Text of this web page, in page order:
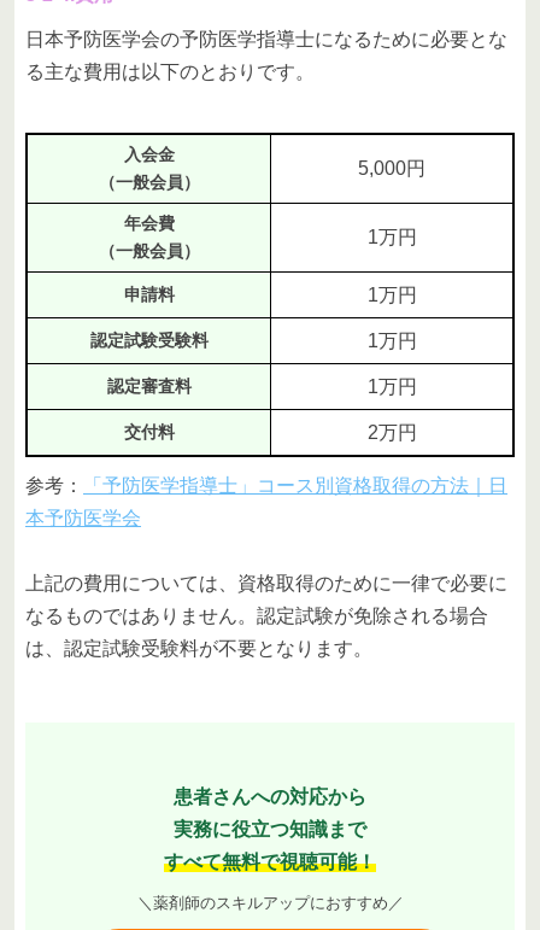
日本予防医学会の予防医学指導士になるために必要とな
る主な費用は以下のとおりです。
入会金
（一般会員）
5,000円
年会費
（一般会員）
1万円
申請料 1万円
認定試験受験料 1万円
認定審査料 1万円
交付料 2万円
参考：
「予防医学指導士」コース別資格取得の方法｜日
本予防医学会
上記の費用については、資格取得のために一律で必要に
なるものではありません。認定試験が免除される場合
は、認定試験受験料が不要となります。
患者さんへの対応から
実務に役立つ知識まで
すべて無料で視聴可能！
＼薬剤師のスキルアップにおすすめ／